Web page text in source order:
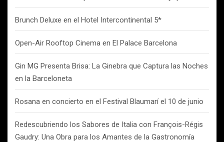
Brunch Deluxe en el Hotel Intercontinental 5*
Open-Air Rooftop Cinema en El Palace Barcelona
Gin MG Presenta Brisa: La Ginebra que Captura las Noches
en la Barceloneta
Rosana en concierto en el Festival Blaumarí el 10 de junio
Redescubriendo los Sabores de Italia con François-Régis
Gaudry: Una Obra para los Amantes de la Gastronomía